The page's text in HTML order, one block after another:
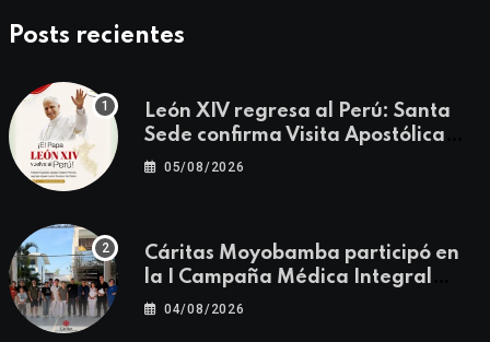
Posts recientes
León XIV regresa al Perú: Santa
Sede confirma Visita Apostólica
del 11 al 17 de noviembre
05/08/2026
Cáritas Moyobamba participó en
la I Campaña Médica Integral
Gratuita llevando salud y
04/08/2026